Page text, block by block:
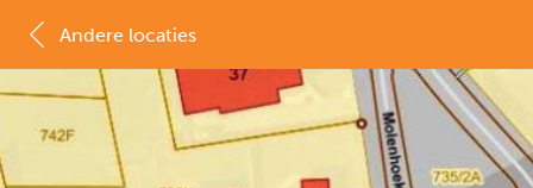
Andere locaties
MAP LIJST